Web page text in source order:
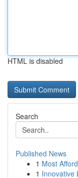
HTML is disabled
Search
Published News
1 Most
1 Innovative